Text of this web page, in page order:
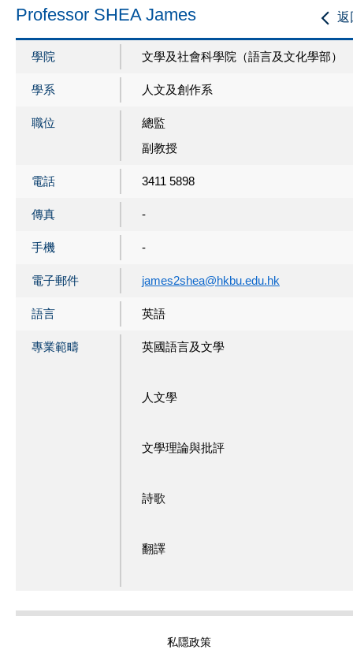
返
Professor SHEA James
學院 文學及社會科學院（語言及文化學部）
學系 人文及創作系
職位
總監
副教授
電話 3411 5898
傳真 -
手機 -
電子郵件 james2shea@hkbu.edu.hk
語言 英語
專業範疇 英國語言及文學
人文學
文學理論與批評
詩歌
翻譯
私隱政策